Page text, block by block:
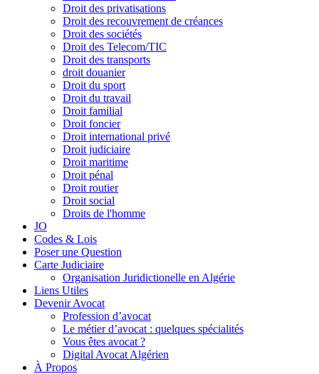
Droit des privatisations
Droit des recouvrement de créances
Droit des sociétés
Droit des Telecom/TIC
Droit des transports
droit douanier
Droit du sport
Droit du travail
Droit familial
Droit foncier
Droit international privé
Droit judiciaire
Droit maritime
Droit pénal
Droit routier
Droit social
Droits de l'homme
JO
Codes & Lois
Poser une Question
Carte Judiciaire
Organisation Juridictionelle en Algérie
Liens Utiles
Devenir Avocat
Profession d’avocat
Le métier d’avocat : quelques spécialités
Vous êtes avocat ?
Digital Avocat Algérien
À Propos